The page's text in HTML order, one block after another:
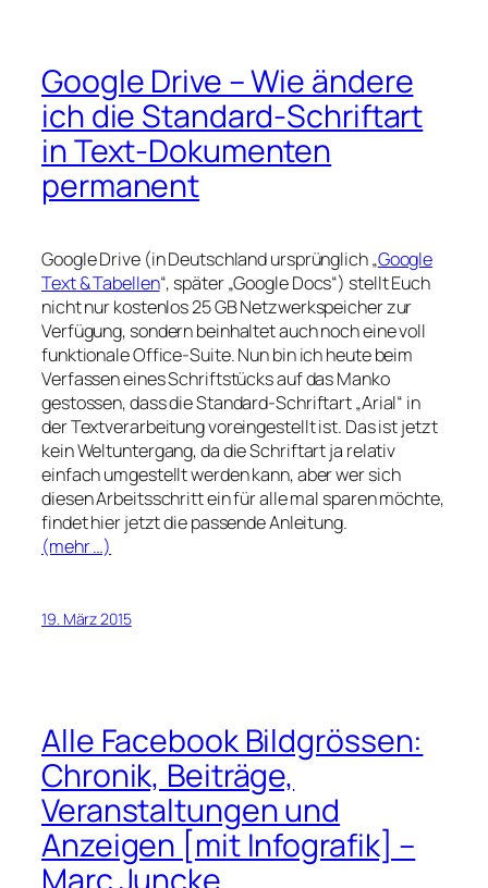
Google Drive – Wie ändere
ich die Standard-Schriftart
in Text-Dokumenten
permanent
Google Drive (in Deutschland ursprünglich „Google
Text & Tabellen“, später „Google Docs“) stellt Euch
nicht nur kostenlos 25 GB Netzwerkspeicher zur
Verfügung, sondern beinhaltet auch noch eine voll
funktionale Office-Suite. Nun bin ich heute beim
Verfassen eines Schriftstücks auf das Manko
gestossen, dass die Standard-Schriftart „Arial“ in
der Textverarbeitung voreingestellt ist. Das ist jetzt
kein Weltuntergang, da die Schriftart ja relativ
einfach umgestellt werden kann, aber wer sich
diesen Arbeitsschritt ein für alle mal sparen möchte,
findet hier jetzt die passende Anleitung.
(mehr …)
19. März 2015
Alle Facebook Bildgrössen:
Chronik, Beiträge,
Veranstaltungen und
Anzeigen [mit Infografik] –